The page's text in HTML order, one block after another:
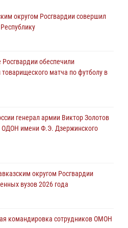
гимнастике
войск правопорядка почтили
акции «Волна памяти»,
Белгорода от
округом Росгвардии совершил
обеспечили
матча по футболу в
генерал армии Виктор Золотов
ОДОН имени Ф.Э. Дзержинского
округом Росгвардии
вузов 2026 года
командировка сотрудников ОМОН